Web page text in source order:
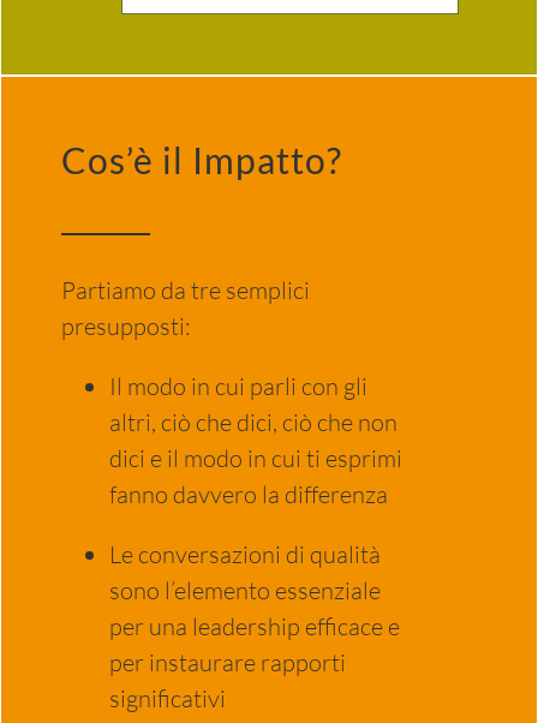
Cos’è il Impatto?
Partiamo da tre semplici
presupposti:
Il modo in cui parli con gli
altri, ciò che dici, ciò che non
dici e il modo in cui ti esprimi
fanno davvero la differenza
Le conversazioni di qualità
sono l’elemento essenziale
per una leadership efficace e
per instaurare rapporti
significativi